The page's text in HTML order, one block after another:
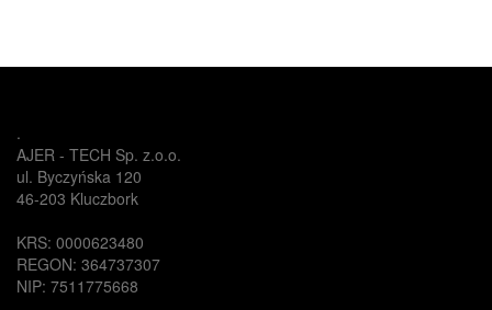
.
AJER - TECH Sp. z.o.o.
ul. Byczyńska 120
46-203 Kluczbork
KRS: 0000623480
REGON: 364737307
NIP: 7511775668